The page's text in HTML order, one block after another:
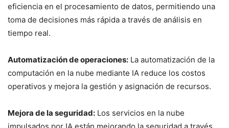
eficiencia en el procesamiento de datos, permitiendo una
toma de decisiones más rápida a través de análisis en
tiempo real.
Automatización de operaciones: La automatización de la
computación en la nube mediante IA reduce los costos
operativos y mejora la gestión y asignación de recursos.
Mejora de la seguridad: Los servicios en la nube